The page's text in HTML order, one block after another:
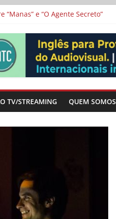
de série argentina para o cinema
e “O Agente Secreto”
e na TV
TV/STREAMING QUEM SOMOS